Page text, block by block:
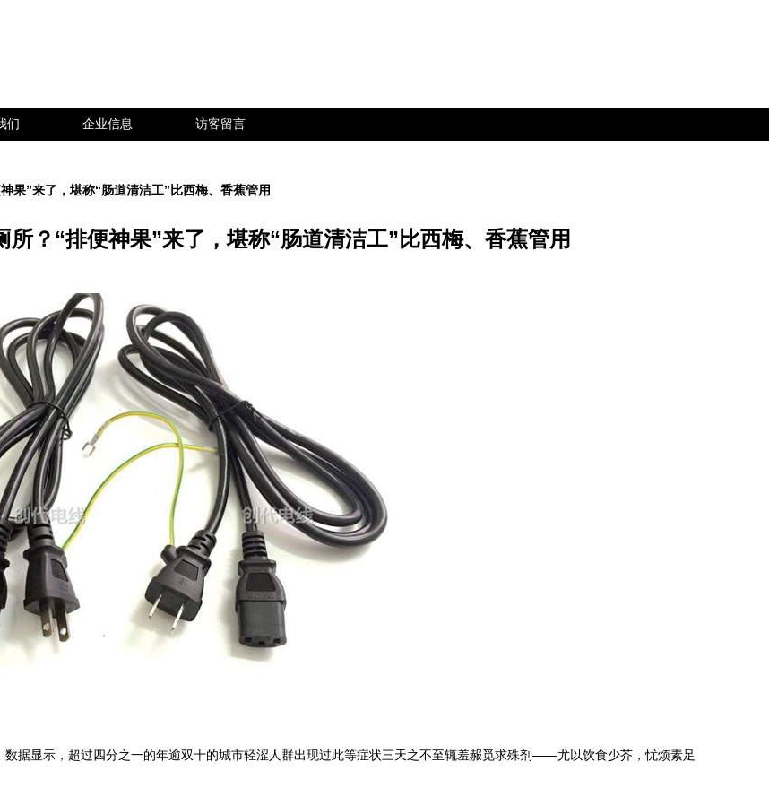
们 企业信息 访客留言
果”来了，堪称“肠道清洁工”比西梅、香蕉管用
？“排便神果”来了，堪称“肠道清洁工”比西梅、香蕉管用
据显示，超过四分之一的年逾双十的城市轻涩人群出现过此等症状三天之不至辄羞赧觅求殊剂——尤以饮食少芥，忧烦素足